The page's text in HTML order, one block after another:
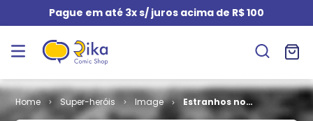
Pague em até 3x s/ juros acima de R$ 100
Super-heróis Image
Estranhos no
Paraíso # 3